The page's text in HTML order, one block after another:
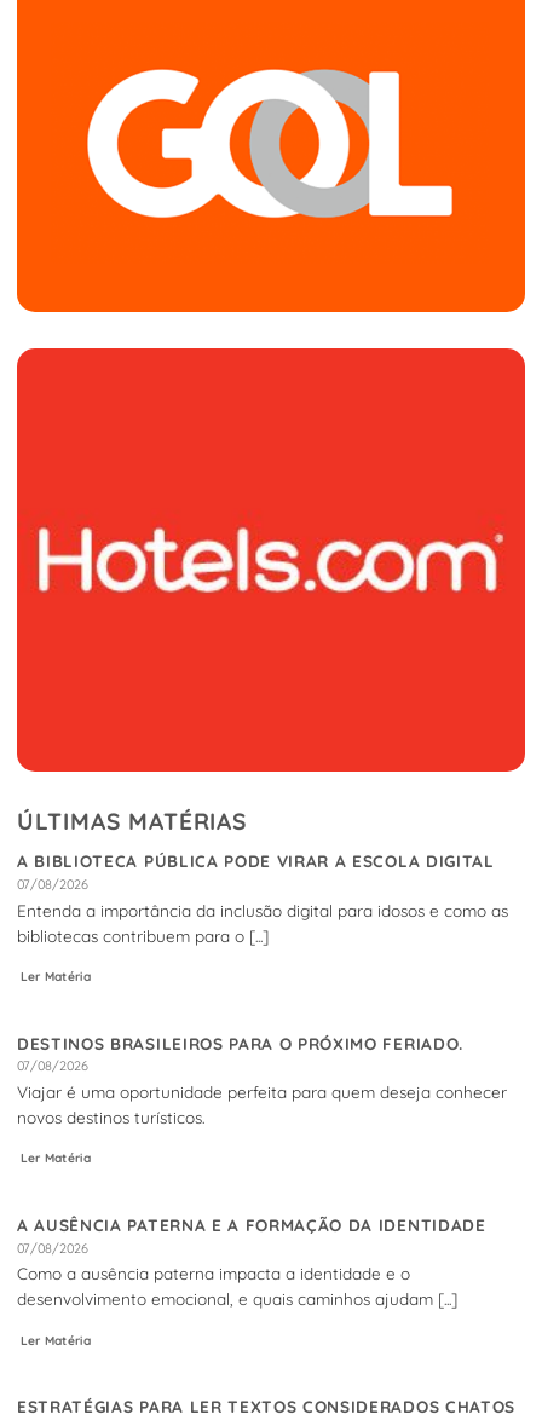
ÚLTIMAS MATÉRIAS
A BIBLIOTECA PÚBLICA PODE VIRAR A ESCOLA DIGITAL
07/08/2026
Entenda a importância da inclusão digital para idosos e como as
bibliotecas contribuem para o [...]
Ler Matéria
DESTINOS BRASILEIROS PARA O PRÓXIMO FERIADO.
07/08/2026
Viajar é uma oportunidade perfeita para quem deseja conhecer
novos destinos turísticos.
Ler Matéria
A AUSÊNCIA PATERNA E A FORMAÇÃO DA IDENTIDADE
07/08/2026
Como a ausência paterna impacta a identidade e o
desenvolvimento emocional, e quais caminhos ajudam [...]
Ler Matéria
ESTRATÉGIAS PARA LER TEXTOS CONSIDERADOS CHATOS